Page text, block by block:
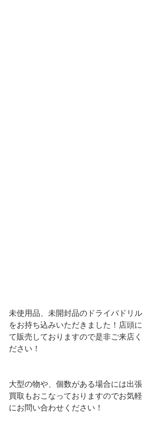
未使用品、未開封品のドライバドリル
をお持ち込みいただきました！店頭に
て販売しておりますので是非ご来店く
ださい！
大型の物や、個数がある場合には出張
買取もおこなっておりますのでお気軽
にお問い合わせください！